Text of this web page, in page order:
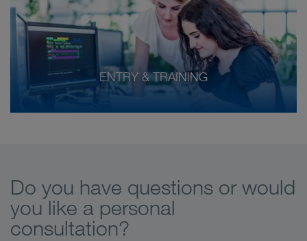
ENTRY & TRAINING
Do you have questions or would
you like a personal
consultation?